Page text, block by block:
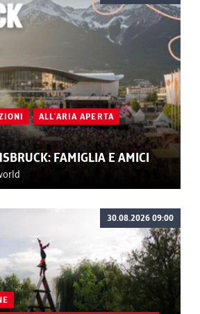
ALL'ARIA APERTA
FAMIGLIA E AMICI
30.08.2026 09:00